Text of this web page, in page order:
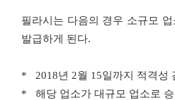
필라시는 다음의 경우 소규모
발급하게 된다.
* 2018년 2월 15일까지 적격성
* 해당 업소가 대규모 업소로